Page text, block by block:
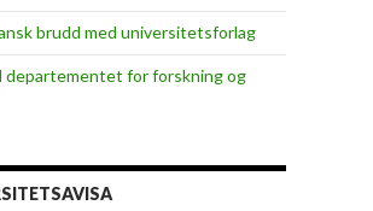
brudd med universitetsforlag
departementet for forskning og